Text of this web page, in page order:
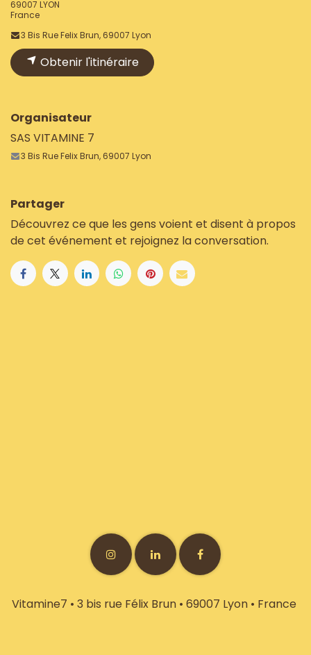
69007 LYON
France
3 Bis Rue Felix Brun, 69007 Lyon
Obtenir l'itinéraire
Organisateur
SAS VITAMINE 7
3 Bis Rue Felix Brun, 69007 Lyon
Partager
Découvrez ce que les gens voient et disent à propos
de cet événement et rejoignez la conversation.
Vitamine7 • 3 bis rue Félix Brun • 69007 Lyon • France